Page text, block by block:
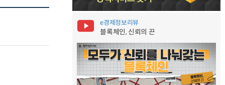
e경제정보리뷰
블록체인, 신뢰의 끈